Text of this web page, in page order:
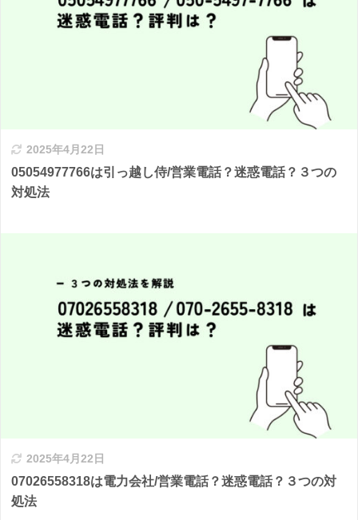
2025年4月22日
05054977766は引っ越し侍/営業電話？迷惑電話？３つの
対処法
2025年4月22日
07026558318は電力会社/営業電話？迷惑電話？３つの対
処法